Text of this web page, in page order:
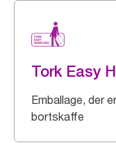
Tork Easy
Emballage, der
bortskaffe